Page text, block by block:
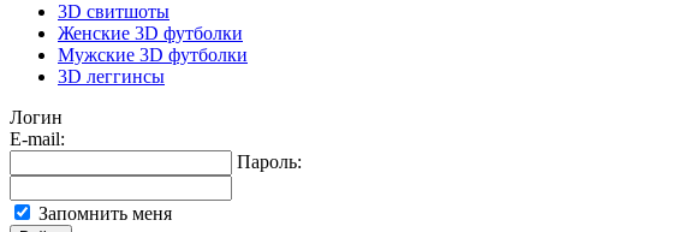
3D свитшоты
Женские 3D футболки
Мужские 3D футболки
3D леггинсы
Логин
E-mail:
Пароль:
Запомнить меня